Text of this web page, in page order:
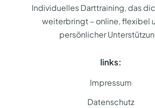
Individuelles Darttraining, das
weiterbringt – online, flexibel
persönlicher
links:
Impressum
Datenschutz